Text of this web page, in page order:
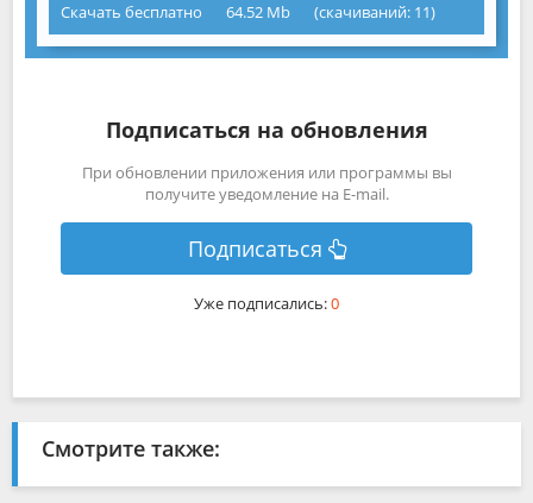
Скачать бесплатно 64.52 Mb (cкачиваний: 11)
Подписаться на обновления
При обновлении приложения или программы вы
получите уведомление на E-mail.
Подписаться
Уже подписались:0
Смотрите также: